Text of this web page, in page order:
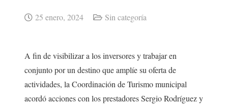
25 enero, 2024 Sin categoría
A fin de visibilizar a los inversores y trabajar en
conjunto por un destino que amplíe su oferta de
actividades, la Coordinación de Turismo municipal
acordó acciones con los prestadores Sergio Rodríguez y